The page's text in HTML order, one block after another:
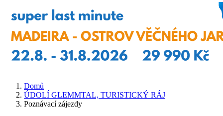
Domů
ÚDOLÍ GLEMMTAL, TURISTICKÝ RÁJ
Poznávací zájezdy